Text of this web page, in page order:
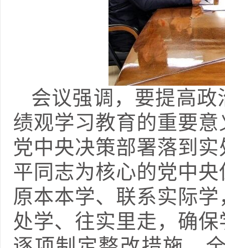
会议强调，要提高
绩观学习教育的重要
党中央决策部署落到
平同志为核心的党中
原本本学、联系实际
处学、往实里走，确